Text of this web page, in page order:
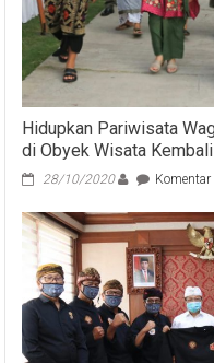
Hidupkan Pariwisata
di Obyek Wisata
28/10/2020